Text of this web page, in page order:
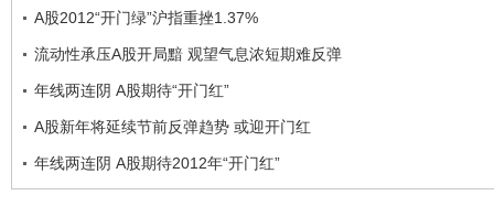
A股2012“开门绿”沪指重挫1.37%
流动性承压A股开局黯 观望气息浓短期难反弹
年线两连阴 A股期待“开门红”
A股新年将延续节前反弹趋势 或迎开门红
年线两连阴 A股期待2012年“开门红”